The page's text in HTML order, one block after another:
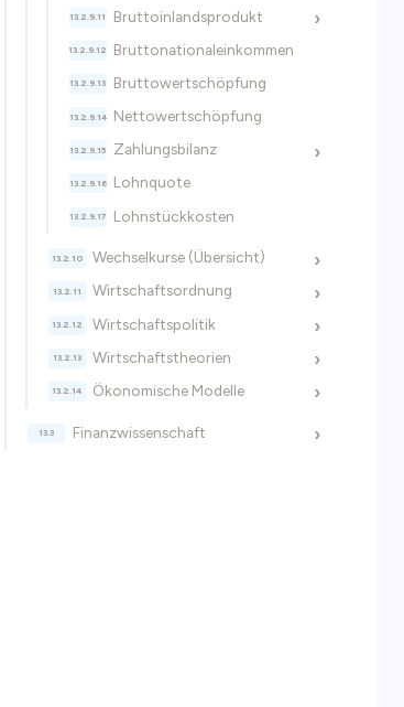
›
Bruttoinlandsprodukt
Bruttonationaleinkommen
Bruttowertschöpfung
Nettowertschöpfung
›
Zahlungsbilanz
Lohnquote
Lohnstückkosten
›
Wechselkurse (Übersicht)
›
Wirtschaftsordnung
›
Wirtschaftspolitik
›
Wirtschaftstheorien
›
Ökonomische Modelle
›
Finanzwissenschaft